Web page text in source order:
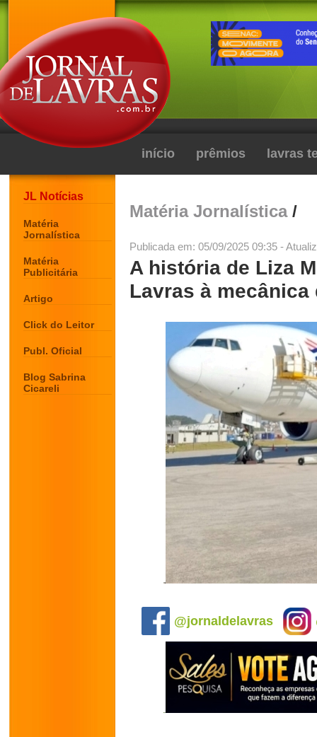
início prêmios lavras
JL Notícias
Matéria
Jornalística
Matéria
Publicitária
Artigo
Click do Leitor
Publ. Oficial
Blog Sabrina
Cicareli
Matéria Jornalística/
Publicada em: 05/09/2025 09:35 -
A história de Liza
Lavras à mecânica
@jornaldelavras